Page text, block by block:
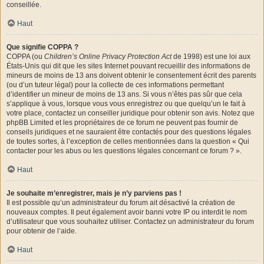
conseillée.
Haut
Que signifie COPPA ?
COPPA (ou Children’s Online Privacy Protection Actde 1998) est une loi aux
États-Unis qui dit que les sites Internet pouvant recueillir des informations de
mineurs de moins de 13 ans doivent obtenir le consentement écrit des parents
(ou d’un tuteur légal) pour la collecte de ces informations permettant
d’identifier un mineur de moins de 13 ans. Si vous n’êtes pas sûr que cela
s’applique à vous, lorsque vous vous enregistrez ou que quelqu’un le fait à
votre place, contactez un conseiller juridique pour obtenir son avis. Notez que
phpBB Limited et les propriétaires de ce forum ne peuvent pas fournir de
conseils juridiques et ne sauraient être contactés pour des questions légales
de toutes sortes, à l’exception de celles mentionnées dans la question « Qui
contacter pour les abus ou les questions légales concernant ce forum ? ».
Haut
Je souhaite m’enregistrer, mais je n’y parviens pas !
Il est possible qu’un administrateur du forum ait désactivé la création de
nouveaux comptes. Il peut également avoir banni votre IP ou interdit le nom
d’utilisateur que vous souhaitez utiliser. Contactez un administrateur du forum
pour obtenir de l’aide.
Haut